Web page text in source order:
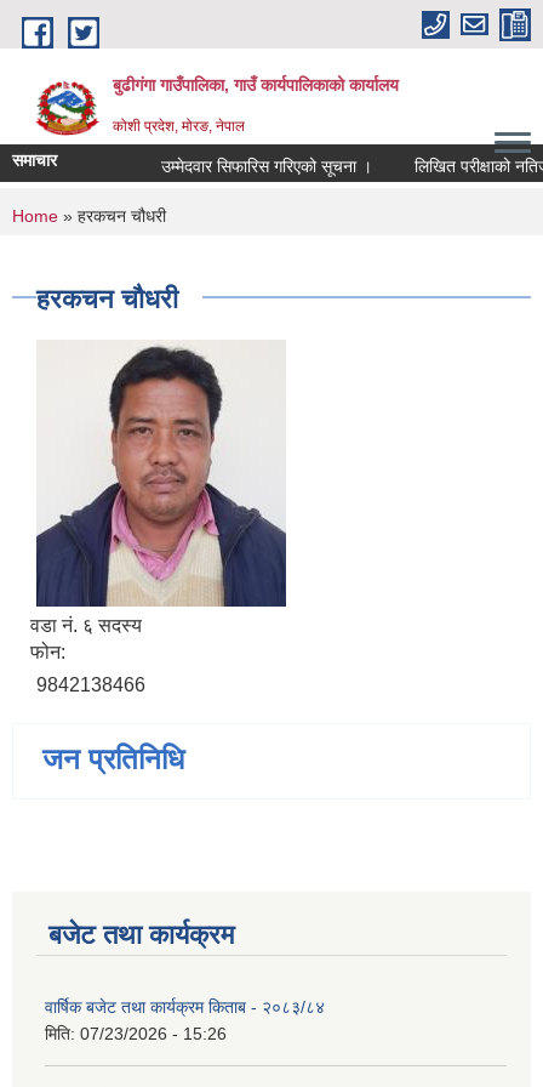
Skip to main content
बुढीगंगा गाउँपालिका, गाउँ कार्यपालिकाको कार्यालय
कोशी प्रदेश, मोरङ, नेपाल
समाचार उम्मेदवार सिफारिस गरिएको सूचना । लिखित परीक्षाको
You are here
Home » हरकचन चौधरी
हरकचन चौधरी
वडा न‌ं. ६ सदस्य
फोन:
9842138466
जन प्रतिनिधि
बजेट तथा कार्यक्रम
वार्षिक बजेट तथा कार्यक्रम किताब - २०८३/८४
मिति: 07/23/2026 - 15:26